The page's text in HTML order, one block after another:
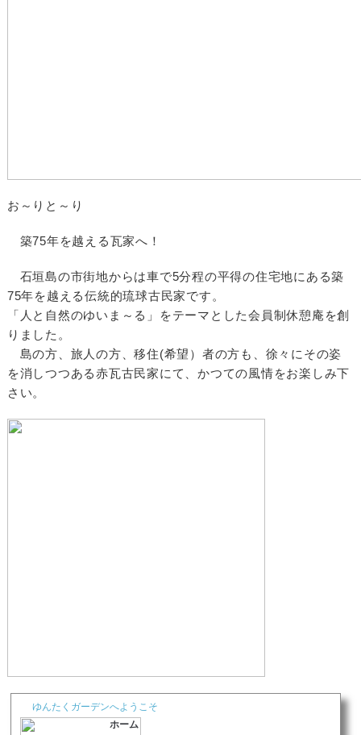
お～りと～り
築75年を越える瓦家へ！
石垣島の市街地からは車で5分程の平得の住宅地にある築
75年を越える伝統的琉球古民家です。
「人と自然のゆいま～る」をテーマとした会員制休憩庵を創
りました。
島の方、旅人の方、移住(希望）者の方も、徐々にその姿
を消しつつある赤瓦古民家にて、かつての風情をお楽しみ下
さい。
ゆんたくガーデンへようこそ
ホーム